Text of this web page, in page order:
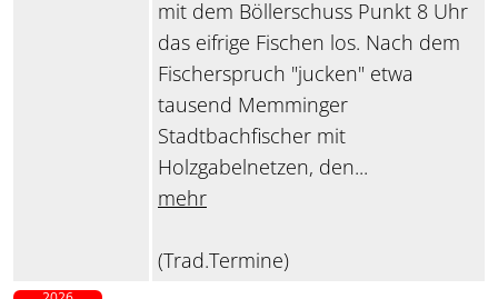
mit dem Böllerschuss Punkt 8 Uhr
das eifrige Fischen los. Nach dem
Fischerspruch "jucken" etwa
tausend Memminger
Stadtbachfischer mit
Holzgabelnetzen, den...
mehr
(Trad.Termine)